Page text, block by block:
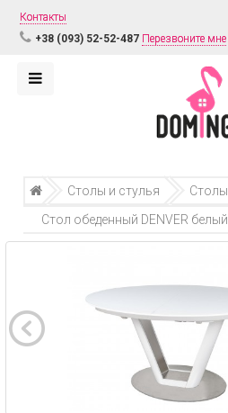
Контакты
+38 (093) 52-52-487 Перезвоните мне
Столы и стулья
Столы
Стол обеденный DENVER белый